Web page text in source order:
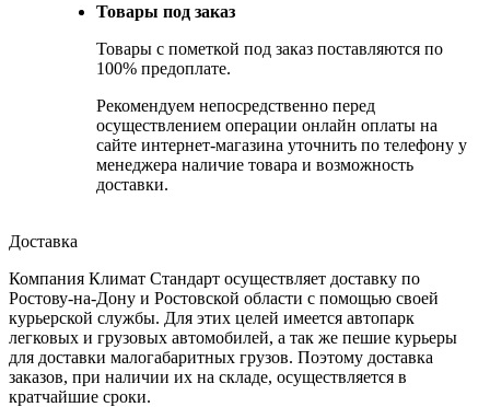
Товары под заказ
Товары с пометкой под заказ поставляются по
100% предоплате.
Рекомендуем непосредственно перед
осуществлением операции онлайн оплаты на
сайте интернет-магазина уточнить по телефону у
менеджера наличие товара и возможность
доставки.
Доставка
Компания Климат Стандарт осуществляет доставку по
Ростову-на-Дону и Ростовской области с помощью своей
курьерской службы. Для этих целей имеется автопарк
легковых и грузовых автомобилей, а так же пешие курьеры
для доставки малогабаритных грузов. Поэтому доставка
заказов, при наличии их на складе, осуществляется в
кратчайшие сроки.